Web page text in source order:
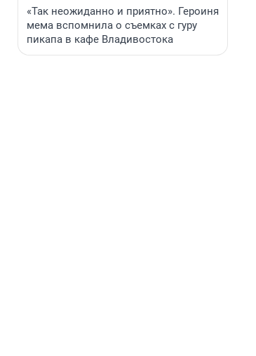
«Так неожиданно и приятно». Героиня
мема вспомнила о съемках с гуру
пикапа в кафе Владивостока